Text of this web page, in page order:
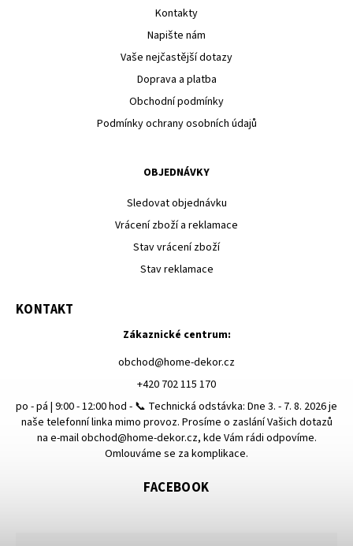
Kontakty
Napište nám
Vaše nejčastější dotazy
Doprava a platba
Obchodní podmínky
Podmínky ochrany osobních údajů
OBJEDNÁVKY
Sledovat objednávku
Vrácení zboží a reklamace
Stav vrácení zboží
Stav reklamace
KONTAKT
Zákaznické centrum:
obchod@home-dekor.cz
+420 702 115 170
po - pá | 9:00 - 12:00 hod - 📞 Technická odstávka: Dne 3. - 7. 8. 2026 je
naše telefonní linka mimo provoz. Prosíme o zaslání Vašich dotazů
na e-mail obchod@home-dekor.cz, kde Vám rádi odpovíme.
Omlouváme se za komplikace.
FACEBOOK